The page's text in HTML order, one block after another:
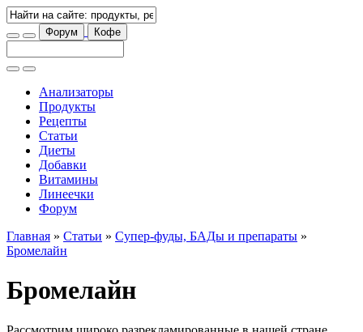
Форум Кофе
Анализаторы
Продукты
Рецепты
Статьи
Диеты
Добавки
Витамины
Линеечки
Форум
Главная » Статьи » Супер-фуды, БАДы и препараты »
Бромелайн
Бромелайн